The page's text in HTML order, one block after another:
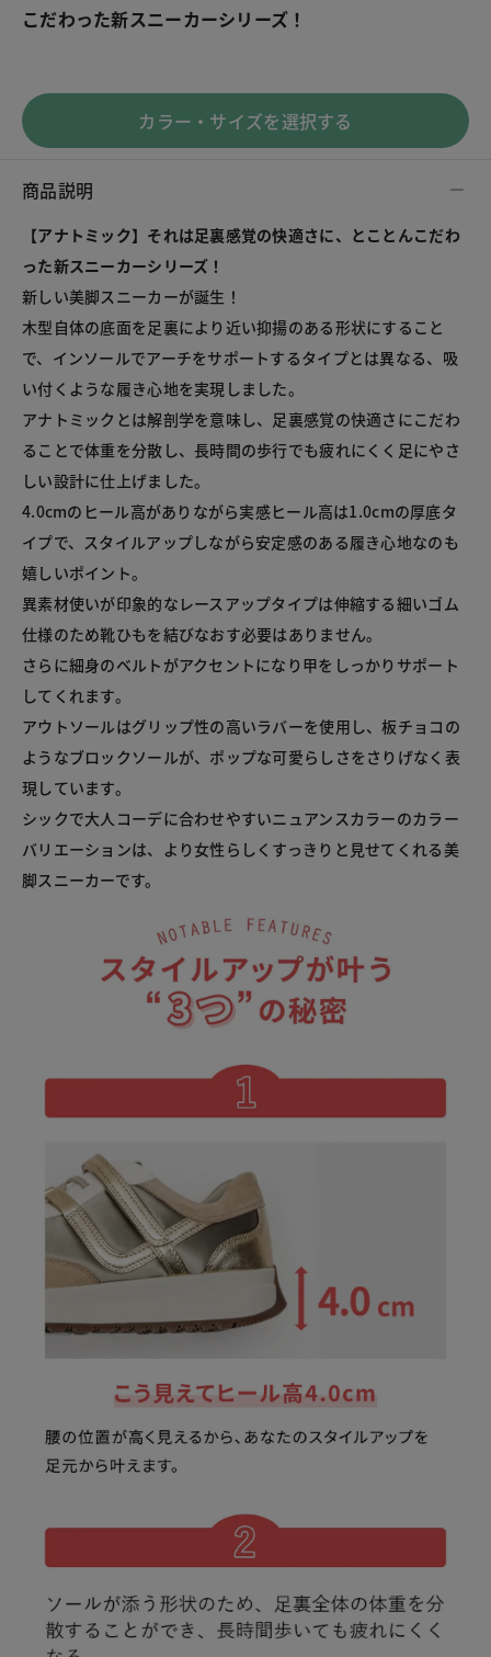
こだわった新スニーカーシリーズ！
カラー・サイズを選択する
商品説明
【アナトミック】それは足裏感覚の快適さに、とことんこだわ
った新スニーカーシリーズ！
新しい美脚スニーカーが誕生！
木型自体の底面を足裏により近い抑揚のある形状にすること
で、インソールでアーチをサポートするタイプとは異なる、吸
い付くような履き心地を実現しました。
アナトミックとは解剖学を意味し、足裏感覚の快適さにこだわ
ることで体重を分散し、長時間の歩行でも疲れにくく足にやさ
しい設計に仕上げました。
4.0cmのヒール高がありながら実感ヒール高は1.0cmの厚底タ
イプで、スタイルアップしながら安定感のある履き心地なのも
嬉しいポイント。
異素材使いが印象的なレースアップタイプは伸縮する細いゴム
仕様のため靴ひもを結びなおす必要はありません。
さらに細身のベルトがアクセントになり甲をしっかりサポート
してくれます。
アウトソールはグリップ性の高いラバーを使用し、板チョコの
ようなブロックソールが、ポップな可愛らしさをさりげなく表
現しています。
シックで大人コーデに合わせやすいニュアンスカラーのカラー
バリエーションは、より女性らしくすっきりと見せてくれる美
LINE X メール